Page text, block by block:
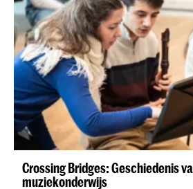
Crossing Bridges: Geschiedenis
muziekonderwijs